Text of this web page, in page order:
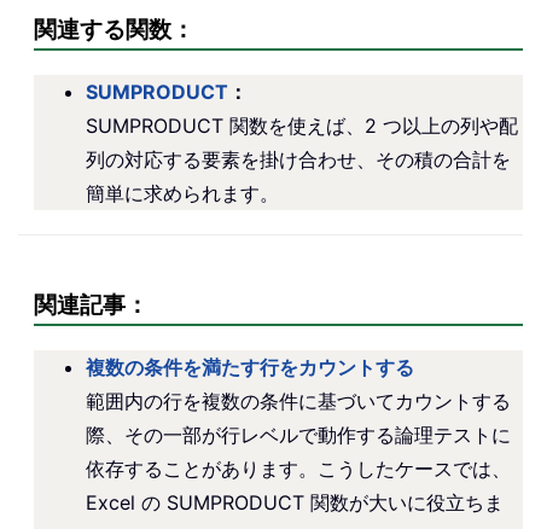
関連する関数：
SUMPRODUCT ：
SUMPRODUCT 関数を使えば、2 つ以上の列や配
列の対応する要素を掛け合わせ、その積の合計を
簡単に求められます。
関連記事：
複数の条件を満たす行をカウントする
範囲内の行を複数の条件に基づいてカウントする
際、その一部が行レベルで動作する論理テストに
依存することがあります。こうしたケースでは、
Excel の SUMPRODUCT 関数が大いに役立ちま